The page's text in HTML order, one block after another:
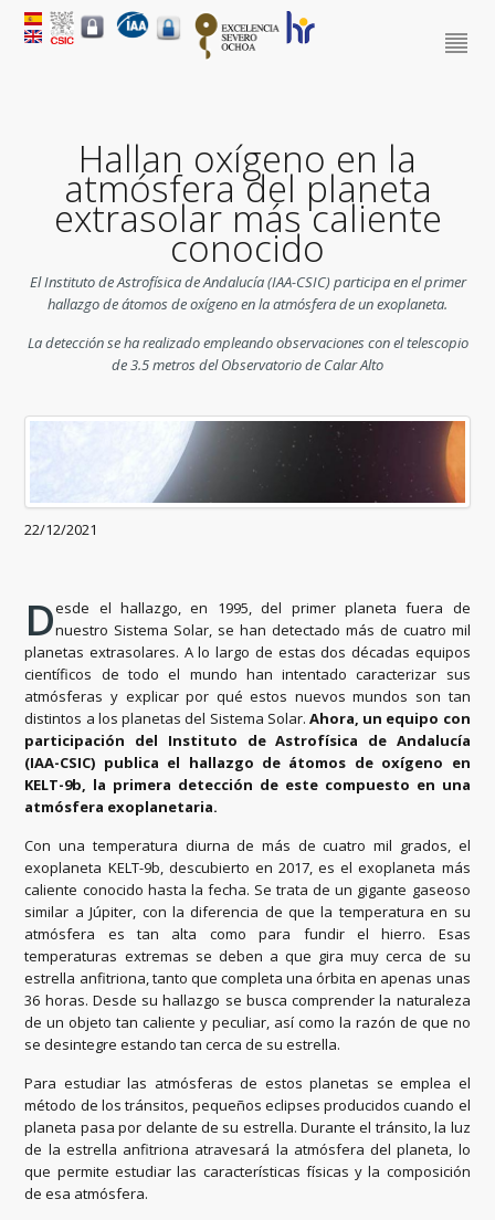
Hallan oxígeno en la
atmósfera del planeta
extrasolar más caliente
conocido
El Instituto de Astrofísica de Andalucía (IAA-CSIC) participa en el primer
hallazgo de átomos de oxígeno en la atmósfera de un exoplaneta.
La detección se ha realizado empleando observaciones con el telescopio
de 3.5 metros del Observatorio de Calar Alto
22/12/2021
Desde el hallazgo, en 1995, del primer planeta fuera de
nuestro Sistema Solar, se han detectado más de cuatro mil
planetas extrasolares. A lo largo de estas dos décadas equipos
científicos de todo el mundo han intentado caracterizar sus
atmósferas y explicar por qué estos nuevos mundos son tan
distintos a los planetas del Sistema Solar. Ahora, un equipo con
participación del Instituto de Astrofísica de Andalucía
(IAA-CSIC) publica el hallazgo de átomos de oxígeno en
KELT-9b, la primera detección de este compuesto en una
atmósfera exoplanetaria.
Con una temperatura diurna de más de cuatro mil grados, el
exoplaneta KELT-9b, descubierto en 2017, es el exoplaneta más
caliente conocido hasta la fecha. Se trata de un gigante gaseoso
similar a Júpiter, con la diferencia de que la temperatura en su
atmósfera es tan alta como para fundir el hierro. Esas
temperaturas extremas se deben a que gira muy cerca de su
estrella anfitriona, tanto que completa una órbita en apenas unas
36 horas. Desde su hallazgo se busca comprender la naturaleza
de un objeto tan caliente y peculiar, así como la razón de que no
se desintegre estando tan cerca de su estrella.
Para estudiar las atmósferas de estos planetas se emplea el
método de los tránsitos, pequeños eclipses producidos cuando el
planeta pasa por delante de su estrella. Durante el tránsito, la luz
de la estrella anfitriona atravesará la atmósfera del planeta, lo
que permite estudiar las características físicas y la composición
de esa atmósfera.